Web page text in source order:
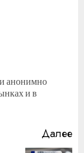
анонимно
и в
Далее